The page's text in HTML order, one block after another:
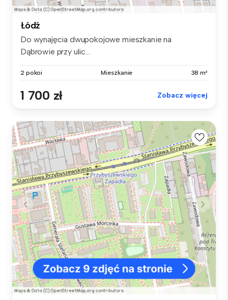
Łódź
Do wynajęcia dwupokojowe mieszkanie na
Dąbrowie przy ulic...
2 pokoi Mieszkanie 38 m²
1 700 zł Zobacz więcej